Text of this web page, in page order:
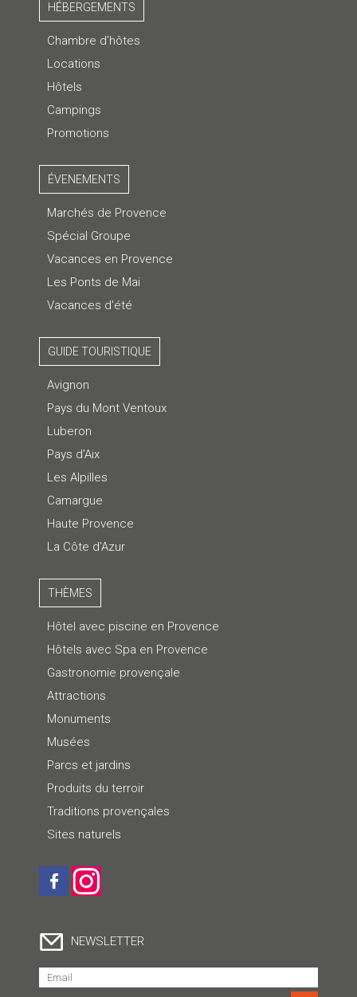
HÉBERGEMENTS
Chambre d’hôtes
Locations
Hôtels
Campings
Promotions
ÉVENEMENTS
Marchés de Provence
Spécial Groupe
Vacances en Provence
Les Ponts de Mai
Vacances d'été
GUIDE TOURISTIQUE
Avignon
Pays du Mont Ventoux
Luberon
Pays d'Aix
Les Alpilles
Camargue
Haute Provence
La Côte d'Azur
THÈMES
Hôtel avec piscine en Provence
Hôtels avec Spa en Provence
Gastronomie provençale
Attractions
Monuments
Musées
Parcs et jardins
Produits du terroir
Traditions provençales
Sites naturels
NEWSLETTER